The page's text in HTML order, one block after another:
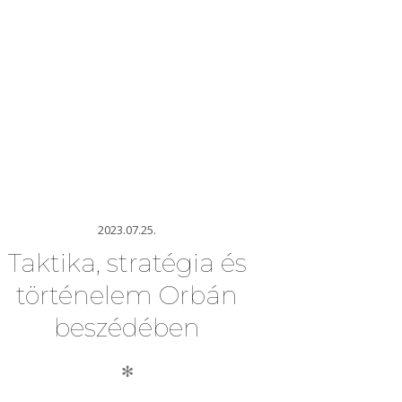
2023.07.25.
Taktika, stratégia és
történelem Orbán
beszédében
✻